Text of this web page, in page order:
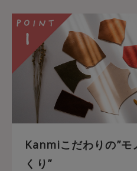
Kanmiこだわりの”モ
くり”